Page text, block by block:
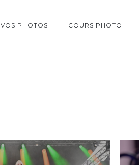
VOS PHOTOS COURS PHOTO